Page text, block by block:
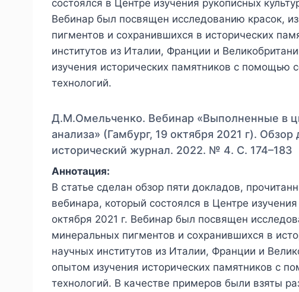
состоялся в Центре изучения рукописных
Вебинар был посвящен исследованию красок,
пигментов и сохранившихся в исторических
институтов из Италии, Франции и
изучения исторических памятников с помощью
технологий.
Д.М.Омельченко. Вебинар «Выполненные в
анализа» (Гамбург, 19 октября 2021 г).
исторический журнал. 2022. № 4. С. 174–183
Аннотация:
В статье сделан обзор пяти докладов,
вебинара, который состоялся в Центре
октября 2021 г. Вебинар был посвящен
минеральных пигментов и сохранившихся в
научных институтов из Италии, Франции и
опытом изучения исторических памятников с
технологий. В качестве примеров были взяты